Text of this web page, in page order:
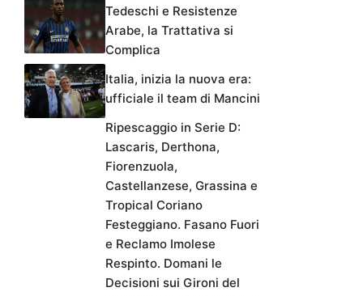
Tedeschi e Resistenze
Arabe, la Trattativa si
Complica
Italia, inizia la nuova era:
ufficiale il team di Mancini
Ripescaggio in Serie D:
Lascaris, Derthona,
Fiorenzuola,
Castellanzese, Grassina e
Tropical Coriano
Festeggiano. Fasano Fuori
e Reclamo Imolese
Respinto. Domani le
Decisioni sui Gironi del